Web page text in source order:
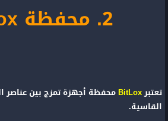
2. محفظة BitLox
تعتبرBitLoxمحفظة أجهزة تمزج بين عناصر
القاسية.